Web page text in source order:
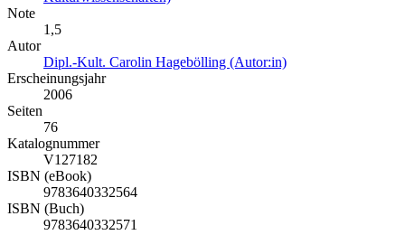
Note
1,5
Autor
Dipl.-Kult. Carolin Hagebölling (Autor:in)
Erscheinungsjahr
2006
Seiten
76
Katalognummer
V127182
ISBN (eBook)
9783640332564
ISBN (Buch)
9783640332571